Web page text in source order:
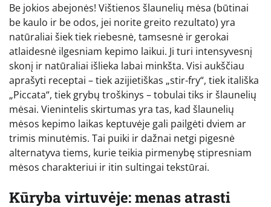
Be jokios abejonės! Vištienos šlaunelių mėsa (būtinai
be kaulo ir be odos, jei norite greito rezultato) yra
natūraliai šiek tiek riebesnė, tamsesnė ir gerokai
atlaidesnė ilgesniam kepimo laikui. Ji turi intensyvesnį
skonį ir natūraliai išlieka labai minkšta. Visi aukščiau
aprašyti receptai – tiek azijietiškas „stir-fry“, tiek itališka
„Piccata“, tiek grybų troškinys – tobulai tiks ir šlaunelių
mėsai. Vienintelis skirtumas yra tas, kad šlaunelių
mėsos kepimo laikas keptuvėje gali pailgėti dviem ar
trimis minutėmis. Tai puiki ir dažnai netgi pigesnė
alternatyva tiems, kurie teikia pirmenybę stipresniam
mėsos charakteriui ir itin sultingai tekstūrai.
Kūryba virtuvėje: menas atrasti